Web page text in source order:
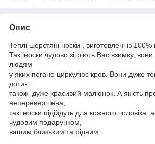
Опис
Теплі шерстяні носки , виготовлені із 100%
Такі носки чудово зігріють Вас взимку,
людям
у яких погано циркулює кров. Вони дуже
дотик,
також дуже красивий малюнок. А якість
неперевершена,
такі носки підійдуть для кожного чоловіка
чудовим подарунком,
вашим близьким та рідним.